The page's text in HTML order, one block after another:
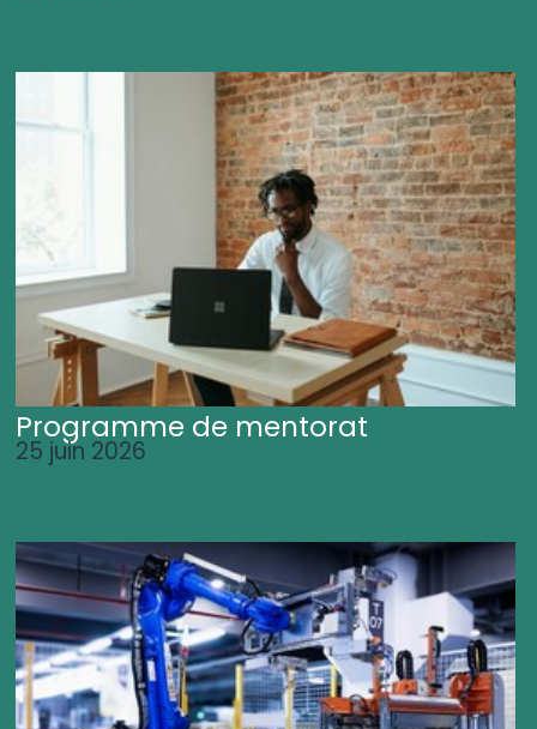
Programme de mentorat
25 juin 2026